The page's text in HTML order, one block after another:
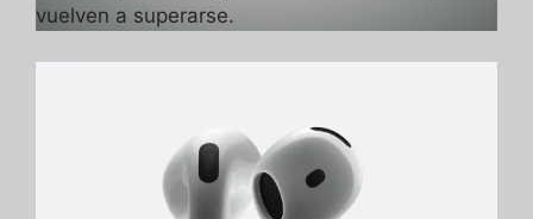
vuelven a superarse.